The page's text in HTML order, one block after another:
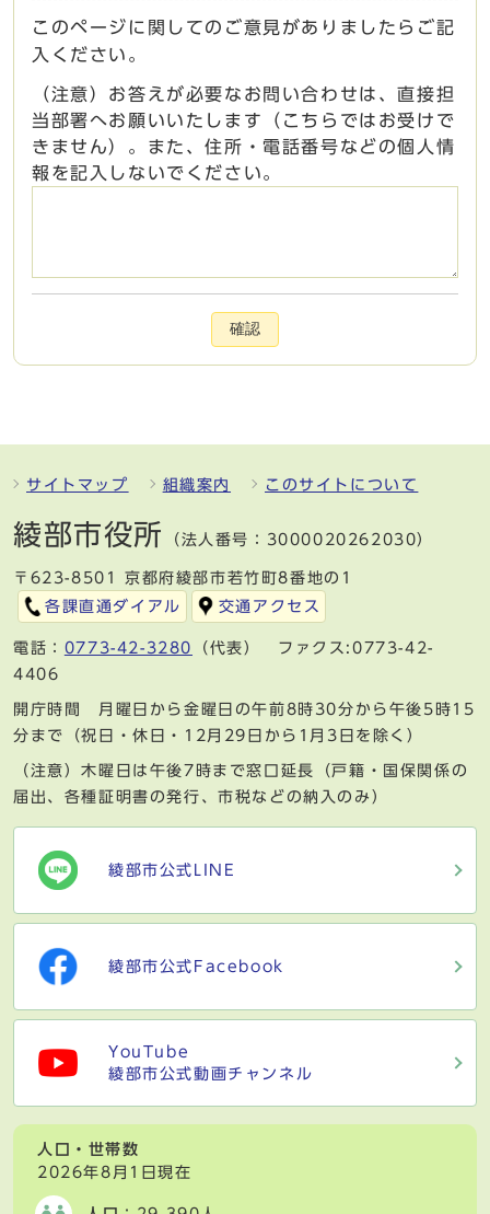
このページに関してのご意見がありましたらご記
入ください。
（注意）お答えが必要なお問い合わせは、直接担
当部署へお願いいたします（こちらではお受けで
きません）。また、住所・電話番号などの個人情
報を記入しないでください。
確認
サイトマップ 組織案内 このサイトについて
綾部市役所 （法人番号：3000020262030）
〒623-8501 京都府綾部市若竹町8番地の1
各課直通ダイアル
交通アクセス
電話： 0773-42-3280
（代表） ファクス:0773-42-
4406
開庁時間 月曜日から金曜日の午前8時30分から午後5時15
分まで（祝日・休日・12月29日から1月3日を除く）
（注意）木曜日は午後7時まで窓口延長（戸籍・国保関係の
届出、各種証明書の発行、市税などの納入のみ）
綾部市公式LINE
綾部市公式Facebook
YouTube
綾部市公式動画チャンネル
人口・世帯数
2026年8月1日現在